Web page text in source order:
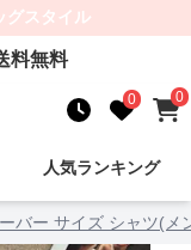
グスタイル
料無料
0 0
人気ランキング
バー サイズ シャツ(メ